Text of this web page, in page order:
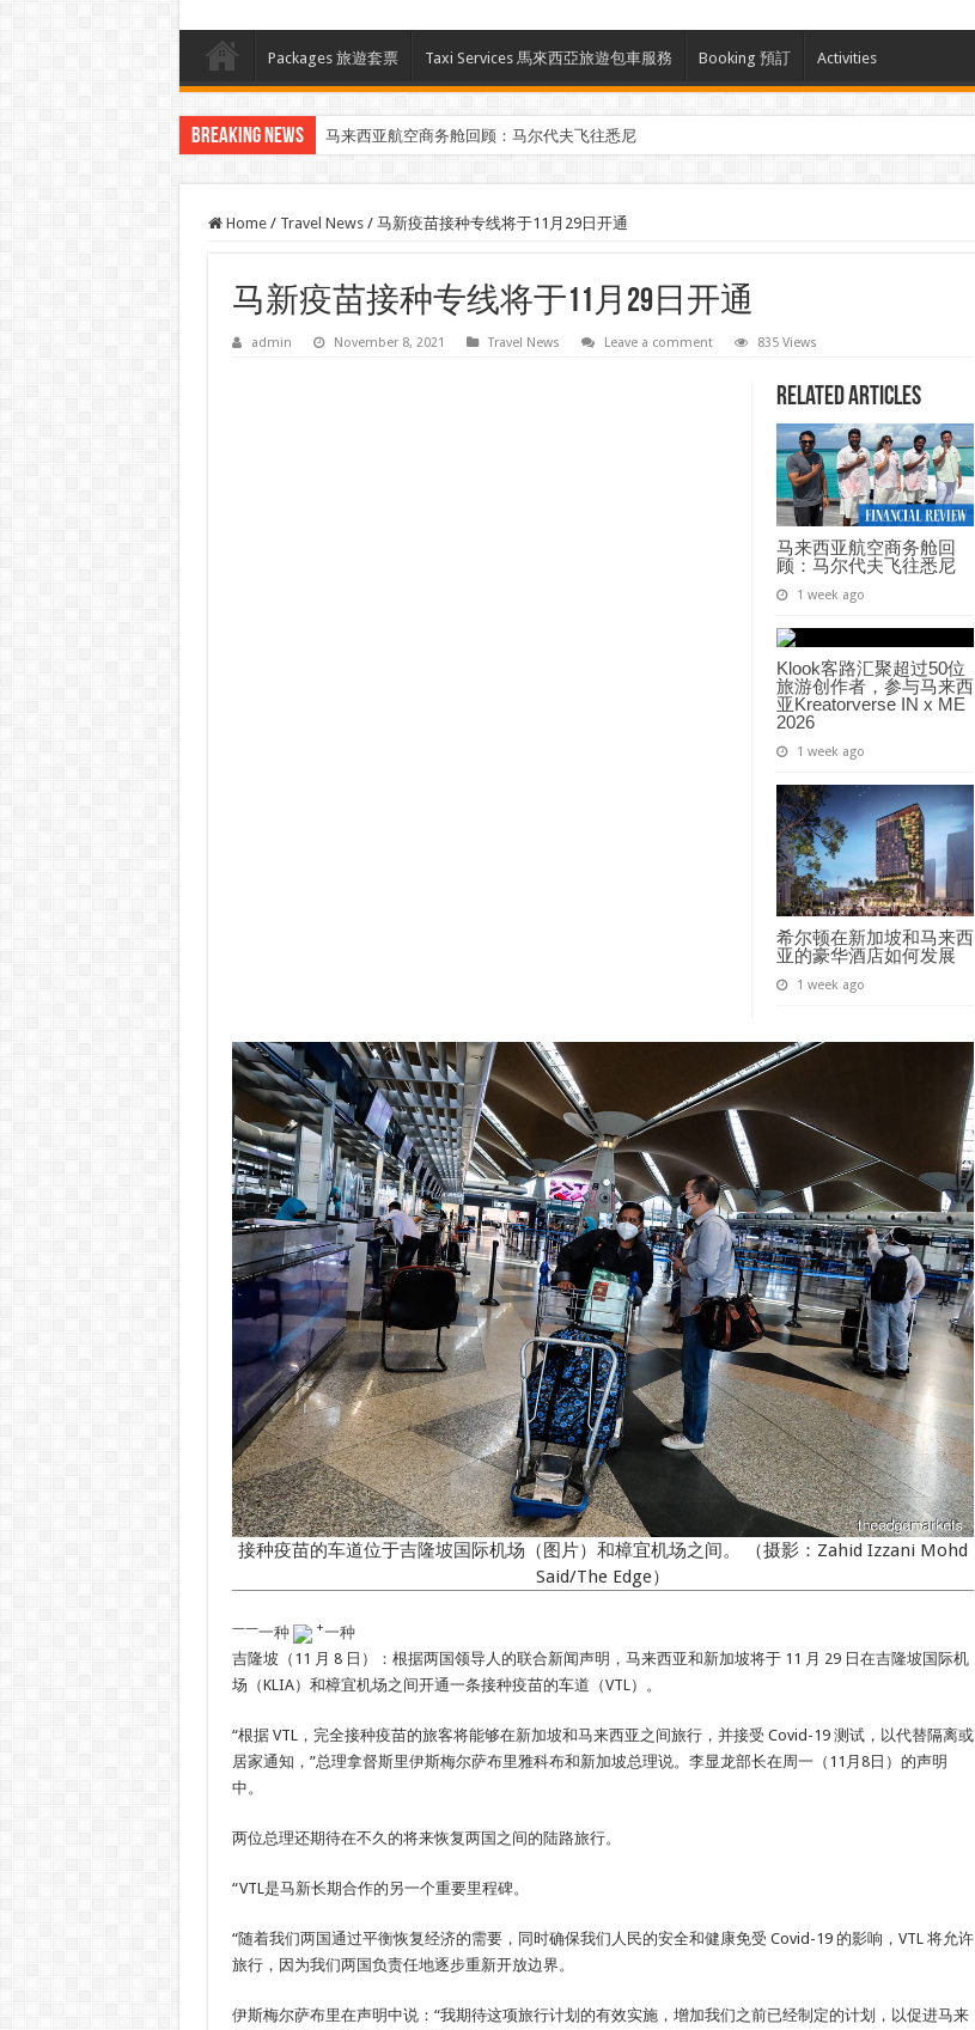
Packages 旅遊套票 Taxi Services 馬來西亞旅遊包車服務 Booking 預訂 Activities
Breaking News 马来西亚航空商务舱回顾：马尔代夫飞往悉尼
Home / Travel News / 马新疫苗接种专线将于11月29日开通
马新疫苗接种专线将于11月29日开通
admin November 8, 2021 Travel News Leave a comment 835 Views
Related Articles
马来西亚航空商务舱回
顾：马尔代夫飞往悉尼
1 week ago
Klook客路汇聚超过50位
旅游创作者，参与马来西
亚Kreatorverse IN x ME
2026
1 week ago
希尔顿在新加坡和马来西
亚的豪华酒店如何发展
1 week ago
接种疫苗的车道位于吉隆坡国际机场（图片）和樟宜机场之间。 （摄影：Zahid Izzani Mohd
Said/The Edge）
——一种 +一种
吉隆坡（11 月 8 日）：根据两国领导人的联合新闻声明，马来西亚和新加坡将于 11 月 29 日在吉隆坡国际机
场（KLIA）和樟宜机场之间开通一条接种疫苗的车道（VTL）。
“根据 VTL，完全接种疫苗的旅客将能够在新加坡和马来西亚之间旅行，并接受 Covid-19 测试，以代替隔离或
居家通知，”总理拿督斯里伊斯梅尔萨布里雅科布和新加坡总理说。李显龙部长在周一（11月8日）的声明
中。
两位总理还期待在不久的将来恢复两国之间的陆路旅行。
“VTL是马新长期合作的另一个重要里程碑。
“随着我们两国通过平衡恢复经济的需要，同时确保我们人民的安全和健康免受 Covid-19 的影响，VTL 将允许
旅行，因为我们两国负责任地逐步重新开放边界。
伊斯梅尔萨布里在声明中说：“我期待这项旅行计划的有效实施，增加我们之前已经制定的计划，以促进马来